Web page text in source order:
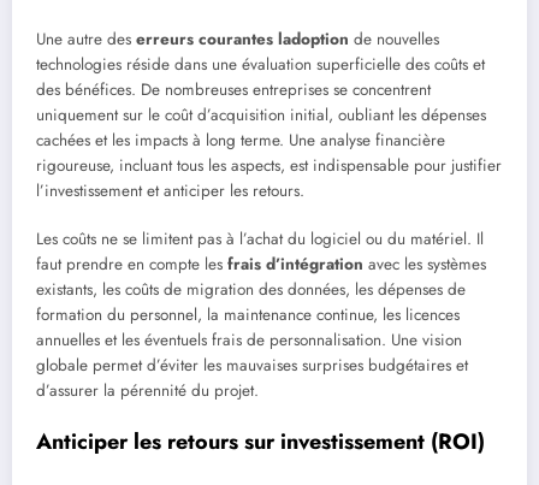
Une autre des erreurs courantes ladoption de nouvelles
technologies réside dans une évaluation superficielle des coûts et
des bénéfices. De nombreuses entreprises se concentrent
uniquement sur le coût d’acquisition initial, oubliant les dépenses
cachées et les impacts à long terme. Une analyse financière
rigoureuse, incluant tous les aspects, est indispensable pour justifier
l’investissement et anticiper les retours.
Les coûts ne se limitent pas à l’achat du logiciel ou du matériel. Il
faut prendre en compte les frais d’intégration avec les systèmes
existants, les coûts de migration des données, les dépenses de
formation du personnel, la maintenance continue, les licences
annuelles et les éventuels frais de personnalisation. Une vision
globale permet d’éviter les mauvaises surprises budgétaires et
d’assurer la pérennité du projet.
Anticiper les retours sur investissement (ROI)